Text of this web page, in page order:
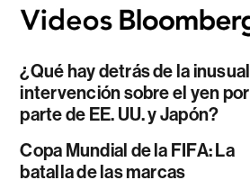
¿Qué hay detrás de la inusual
intervención sobre el yen por
parte de EE. UU. y Japón?
Copa Mundial de la FIFA: La
batalla de las marcas